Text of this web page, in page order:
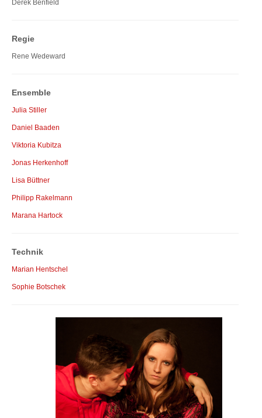
Derek Benfield
Regie
Rene Wedeward
Ensemble
Julia Stiller
Daniel Baaden
Viktoria Kubitza
Jonas Herkenhoff
Lisa Büttner
Philipp Rakelmann
Marana Hartock
Technik
Marian Hentschel
Sophie Botschek